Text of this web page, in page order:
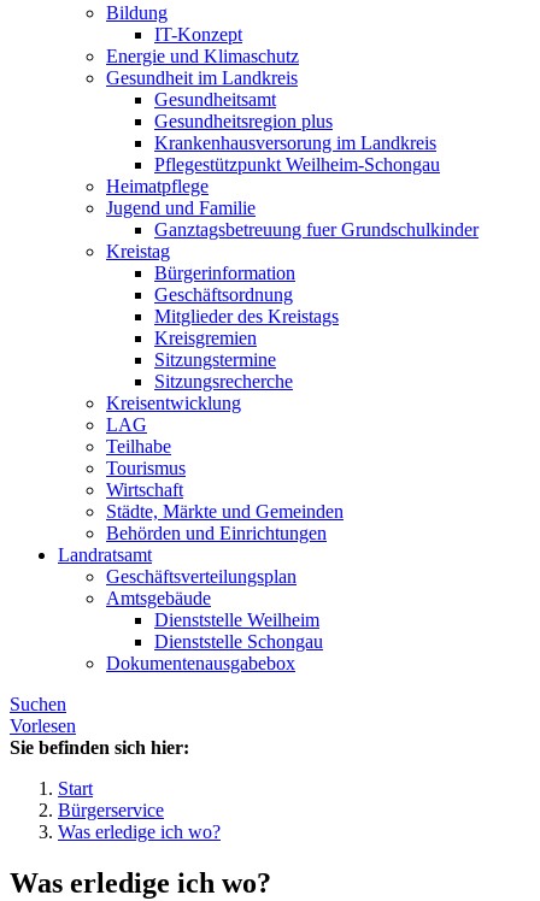
Bildung
IT-Konzept
Energie und Klimaschutz
Gesundheit im Landkreis
Gesundheitsamt
Gesundheitsregion plus
Krankenhausversorung im Landkreis
Pflegestützpunkt Weilheim-Schongau
Heimatpflege
Jugend und Familie
Ganztagsbetreuung fuer Grundschulkinder
Kreistag
Bürgerinformation
Geschäftsordnung
Mitglieder des Kreistags
Kreisgremien
Sitzungstermine
Sitzungsrecherche
Kreisentwicklung
LAG
Teilhabe
Tourismus
Wirtschaft
Städte, Märkte und Gemeinden
Behörden und Einrichtungen
Landratsamt
Geschäftsverteilungsplan
Amtsgebäude
Dienststelle Weilheim
Dienststelle Schongau
Dokumentenausgabebox
Suchen
Vorlesen
Sie befinden sich hier:
Start
Bürgerservice
Was erledige ich wo?
Was erledige ich wo?